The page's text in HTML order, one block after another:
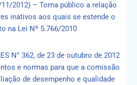
2012) – Torna público a relação
inativos aos quais se estende o
na Lei Nº 5.766/2010
N° 362, de 23 de outubro de 2012
e normas para que a comissão
de desempenho e qualidade